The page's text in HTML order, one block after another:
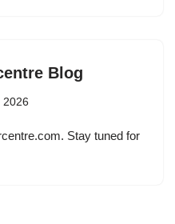
Blog
2026
Stay tuned for